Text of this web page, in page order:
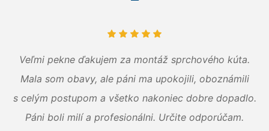
Veľmi pekne ďakujem za montáž sprchového kúta.
Mala som obavy, ale páni ma upokojili, oboznámili
s celým postupom a všetko nakoniec dobre dopadlo.
Páni boli milí a profesionálni. Určite odporúčam.